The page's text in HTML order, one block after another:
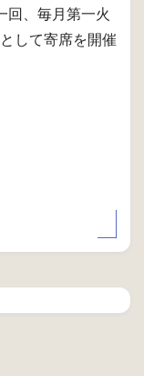
回、毎月第一火
して寄席を開催